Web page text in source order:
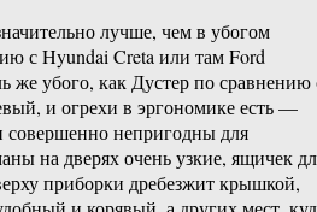
лучше, чем в убогом
с Hyundai Creta или там Ford
же убого, как Дустер по сравнению
и огрехи в эргономике есть —
совершенно непригодны для
на дверях очень узкие, ящичек
приборки дребезжит крышкой,